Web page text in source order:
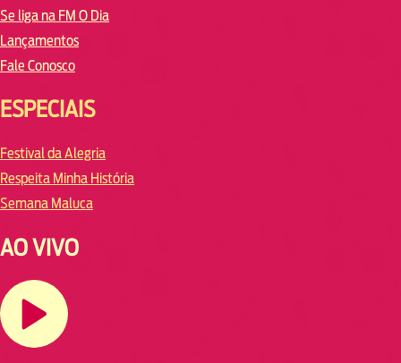
Se liga na FM O Dia
Lançamentos
Fale Conosco
ESPECIAIS
Festival da Alegria
Respeita Minha História
Semana Maluca
AO VIVO